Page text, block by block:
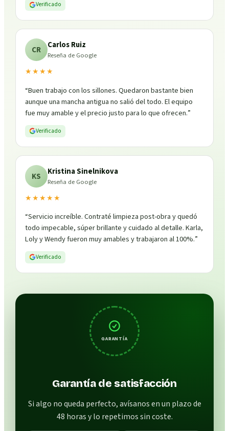
Verificado
CR Carlos Ruiz
Reseña de Google
★★★★
“Buen trabajo con los sillones. Quedaron bastante bien
aunque una mancha antigua no salió del todo. El equipo
fue muy amable y el precio justo para lo que ofrecen.”
Verificado
KS Kristina Sinelnikova
Reseña de Google
★★★★★
“Servicio increíble. Contraté limpieza post-obra y quedó
todo impecable, súper brillante y cuidado al detalle. Karla,
Loly y Wendy fueron muy amables y trabajaron al 100%.”
Verificado
GARANTÍA
Garantía de satisfacción
Si algo no queda perfecto, avísanos en un plazo de
48 horas y lo repetimos sin coste.